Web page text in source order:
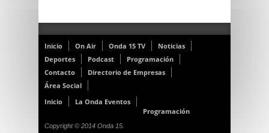
Inicio On Air Onda 15 TV
Noticias
Deportes
Podcast
Programación
Contacto
Directorio de Empresas
Área Social
Inicio
La Onda Eventos
Programación
Copyright © 2014 Onda 15.